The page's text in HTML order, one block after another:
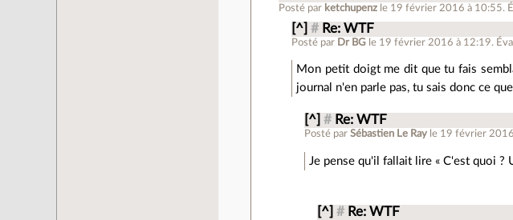
Posté par ketchupenz le 19 février 2016 à 10:55.
[^] # Re: WTF
Posté par Dr BG le 19 février 2016 à 12:19.
Mon petit doigt me dit que tu fais
journal n'en parle pas, tu sais donc ce
[^] # Re: WTF
Posté parSébastien Le Ray le 19 février
Je pense qu'il fallait lire « C'est quoi ?
[^] # Re: WTF